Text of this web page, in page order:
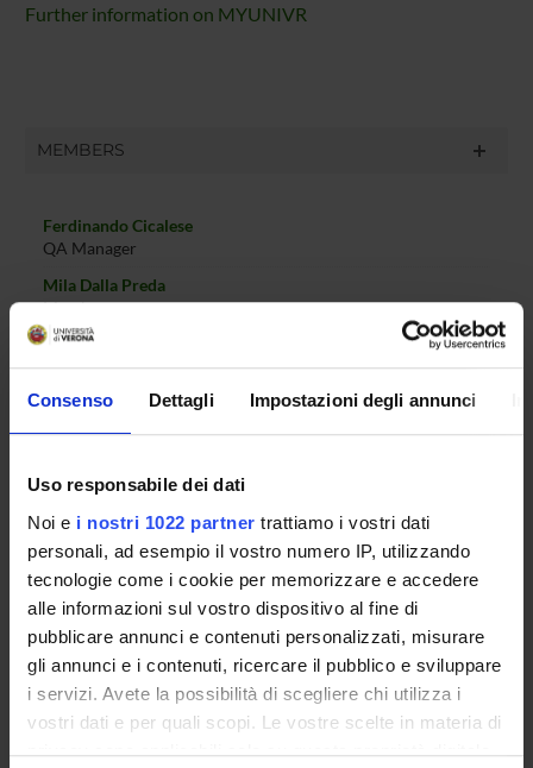
Consenso Dettagli Impostazioni degli annunci
Uso responsabile dei dati
Noi e i nostri 1022 partner trattiamo i vostri dati
personali, ad esempio il vostro numero IP, utilizzando
tecnologie come i cookie per memorizzare e accedere
alle informazioni sul vostro dispositivo al fine di
pubblicare annunci e contenuti personalizzati, misurare
gli annunci e i contenuti, ricercare il pubblico e sviluppare
i servizi. Avete la possibilità di scegliere chi utilizza i
vostri dati e per quali scopi. Le vostre scelte in materia di
privacy sono applicabili solo su questa proprietà digitale
Further information on MYUNIVR
MEMBERS
Ferdinando Cicalese
QA Manager
Mila Dalla Preda
Member
ORGANIZATION
COMMITTEES
DEPARTMENT ADMINISTRATION OFFICES